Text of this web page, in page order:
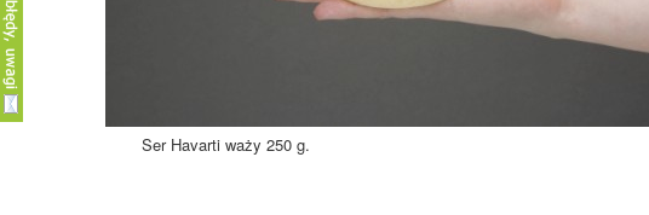
Ser Havarti waży 250 g.